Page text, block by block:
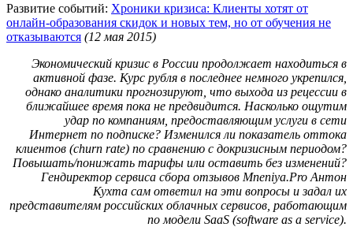
Развитие событий: Хроники кризиса: Клиенты хотят от
онлайн-образования скидок и новых тем, но от обучения не
отказываются (12 мая 2015)
Экономический кризис в России продолжает находиться в
активной фазе. Курс рубля в последнее немного укрепился,
однако аналитики прогнозируют, что выхода из рецессии в
ближайшее время пока не предвидится. Насколько ощутим
удар по компаниям, предоставляющим услуги в сети
Интернет по подписке? Изменился ли показатель оттока
клиентов (churn rate) по сравнению с докризисным периодом?
Повышать/понижать тарифы или оставить без изменений?
Гендиректор сервиса сбора отзывов Mneniya.Pro Антон
Кухта сам ответил на эти вопросы и задал их
представителям российских облачных сервисов, работающим
по модели SaaS (software as a service).